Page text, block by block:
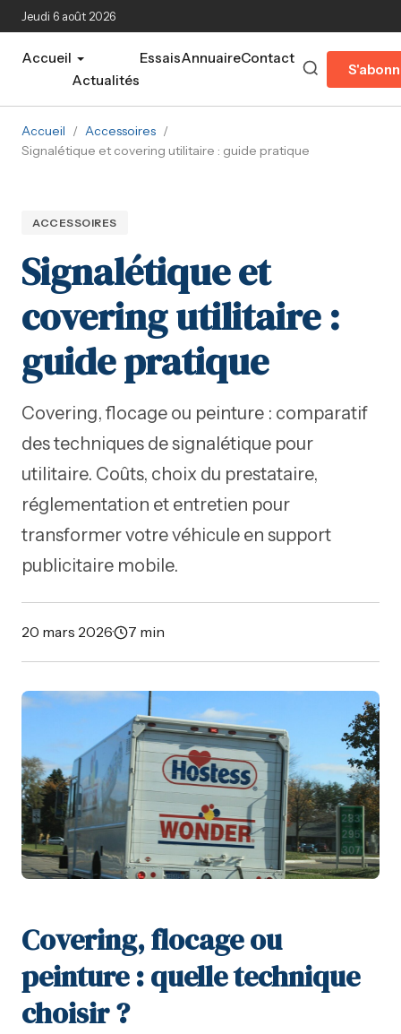
Aller au contenu principal
Jeudi 6 août 2026
Accueil
Actualités
EssaisAnnuaireContact
Accueil / Accessoires /
Signalétique et covering utilitaire : guide pratique
ACCESSOIRES
Signalétique et
covering utilitaire :
guide pratique
Covering, flocage ou peinture : comparatif
des techniques de signalétique pour
utilitaire. Coûts, choix du prestataire,
réglementation et entretien pour
transformer votre véhicule en support
publicitaire mobile.
20 mars 2026· 7 min
Covering, flocage ou
peinture : quelle technique
choisir ?